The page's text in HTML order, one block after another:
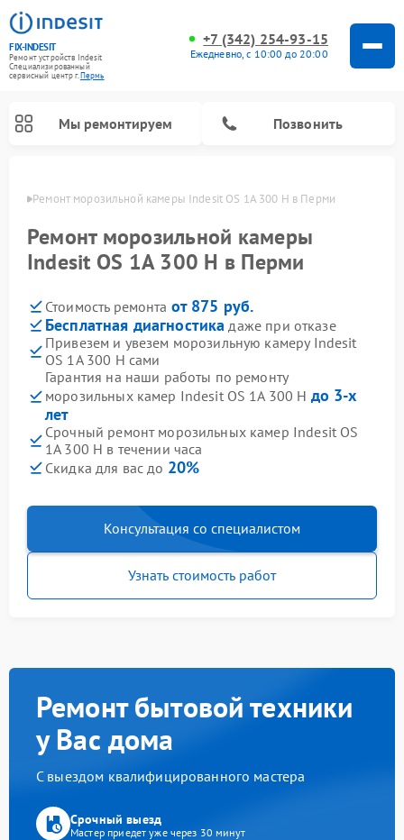
FIX-INDESIT
Ремонт устройств Indesit
Специализированный
cервисный центр г.Пермь
+7 (342) 254-93-15
Ежедневно, с 10:00 до 20:00
Мы ремонтируем Позвонить
Ремонт морозильной камеры Indesit OS 1A 300 H в Перми
Ремонт морозильной камеры
Indesit OS 1A 300 H в Перми
Стоимость ремонта от 875 руб.
Бесплатная диагностика даже при отказе
Привезем и увезем морозильную камеру Indesit
OS 1A 300 H сами
Гарантия на наши работы по ремонту
морозильных камер Indesit OS 1A 300 H до 3-х
лет
Срочный ремонт морозильных камер Indesit OS
1A 300 H в течении часа
Скидка для вас до 20%
Консультация со специалистом
Узнать стоимость работ
Ремонт бытовой техники
у Вас дома
С выездом квалифицированного мастера
Срочный выезд
Мастер приедет уже через 30 минут